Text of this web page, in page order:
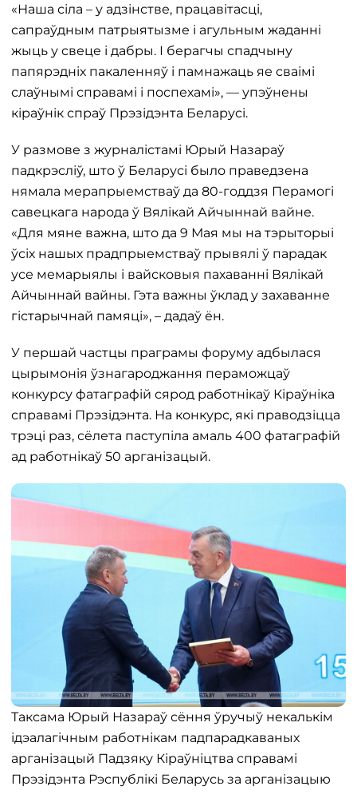
«Наша сіла – у адзінстве, працавітасці,
сапраўдным патрыятызме і агульным жаданні
жыць у свеце і дабры. І берагчы спадчыну
папярэдніх пакаленняў і памнажаць яе сваімі
слаўнымі справамі і поспехамі», — упэўнены
кіраўнік спраў Прэзідэнта Беларусі.
У размове з журналістамі Юрый Назараў
падкрэсліў, што ў Беларусі было праведзена
нямала мерапрыемстваў да 80-годдзя Перамогі
савецкага народа ў Вялікай Айчыннай вайне.
«Для мяне важна, што да 9 Мая мы на тэрыторыі
ўсіх нашых прадпрыемстваў прывялі ў парадак
усе мемарыялы і вайсковыя пахаванні Вялікай
Айчыннай вайны. Гэта важны ўклад у захаванне
гістарычнай памяці», – дадаў ён.
У першай частцы праграмы форуму адбылася
цырымонія ўзнагароджання пераможцаў
конкурсу фатаграфій сярод работнікаў Кіраўніка
справамі Прэзідэнта. На конкурс, які праводзіцца
трэці раз, сёлета паступіла амаль 400 фатаграфій
ад работнікаў 50 арганізацый.
Таксама Юрый Назараў сёння ўручыў некалькім
ідэалагічным работнікам падпарадкаваных
арганізацый Падзяку Кіраўніцтва справамі
Прэзідэнта Рэспублікі Беларусь за арганізацыю